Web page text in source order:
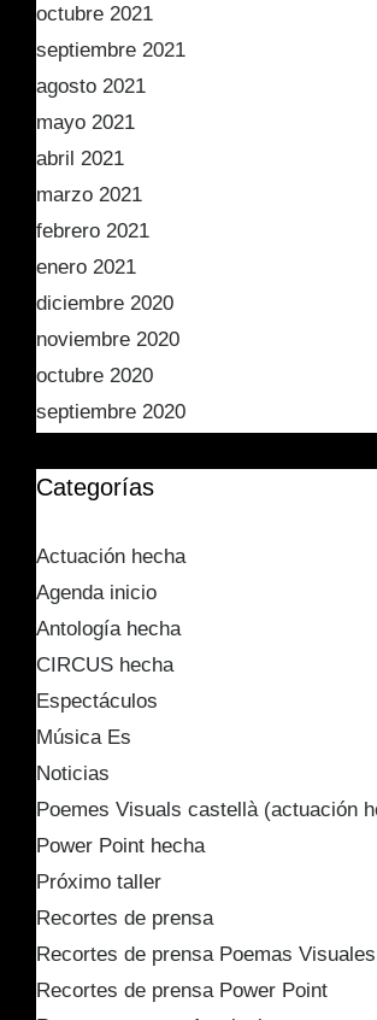
octubre 2021
septiembre 2021
agosto 2021
mayo 2021
abril 2021
marzo 2021
febrero 2021
enero 2021
diciembre 2020
noviembre 2020
octubre 2020
septiembre 2020
Categorías
Actuación hecha
Agenda inicio
Antología hecha
CIRCUS hecha
Espectáculos
Música Es
Noticias
Poemes Visuals castellà (actuación
Power Point hecha
Próximo taller
Recortes de prensa
Recortes de prensa Poemas Visuales
Recortes de prensa Power Point